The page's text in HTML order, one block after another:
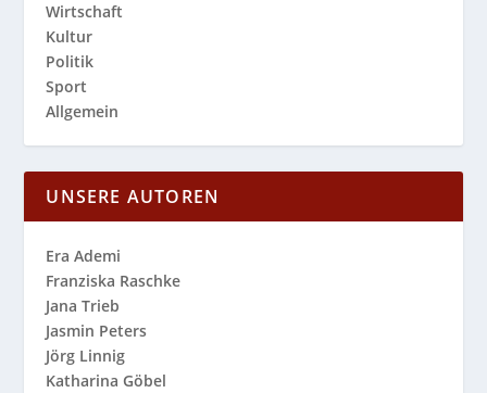
Wirtschaft
Kultur
Politik
Sport
Allgemein
UNSERE AUTOREN
Era Ademi
Franziska Raschke
Jana Trieb
Jasmin Peters
Jörg Linnig
Katharina Göbel